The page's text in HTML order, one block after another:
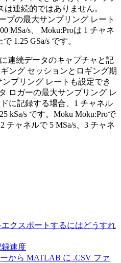
連続的ではありません。
プの最大サンプリング レート
MSa/s、 Moku:Proは 1 チャネ
1.25 GSa/s です。
連続データのキャプチャと記
ング セッションとロギング期
プリング レートも設定でき
ロガーの最大サンプリング レ
に記録する場合、1 チャネル
kSa/s です。Moku Moku:Proで
チャネルで 5 MSa/s、3 チャネ
クスポートするにはどうすれ
速度
から MATLAB に .CSV ファ